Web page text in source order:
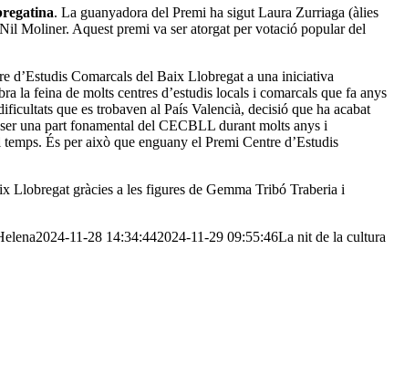
. La guanyadora del Premi ha sigut Laura Zurriaga (àlies
Moliner. Aquest premi va ser atorgat per votació popular del
d’Estudis Comarcals del Baix Llobregat a una iniciativa
la feina de molts centres d’estudis locals i comarcals que fa anys
que es trobaven al País Valencià, decisió que ha acabat
una part fonamental del CECBLL durant molts anys i
És per això que enguany el Premi Centre d’Estudis
Llobregat gràcies a les figures de Gemma Tribó Traberia i
2024-11-28 14:34:442024-11-29 09:55:46La nit de la cultura